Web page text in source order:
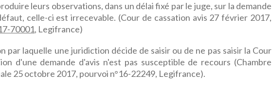
leurs observations, dans un délai fixé par le juge, sur la demande
celle-ci est irrecevable. (Cour de cassation avis 27 février 2017,
70001, Legifrance)
par laquelle une juridiction décide de saisir ou de ne pas saisir la Cour
d'une demande d'avis n'est pas susceptible de recours (Chambre
25 octobre 2017, pourvoi n°16-22249, Legifrance).